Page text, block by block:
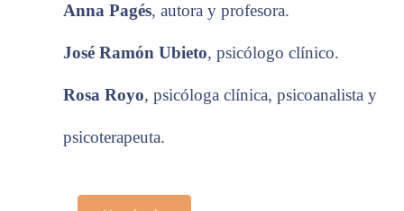
Anna Pagés, autora y profesora.
José Ramón Ubieto, psicólogo clínico.
Rosa Royo, psicóloga clínica, psicoanalista y
psicoterapeuta.